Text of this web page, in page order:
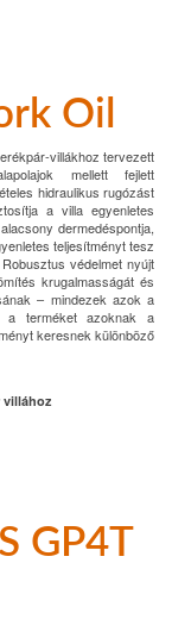
Oil
villákhoz tervezett
mellett fejlett
hidraulikus rugózást
a villa egyenletes
dermedéspontja,
teljesítményt tesz
védelmet nyújt
krugalmasságát és
– mindezek azok a
a terméket azoknak a
keresnek különböző
villához
GP4T